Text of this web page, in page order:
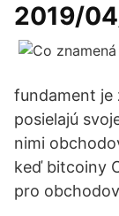
2019/
fundament je
posielajú
nimi
keď bitcoiny
pro